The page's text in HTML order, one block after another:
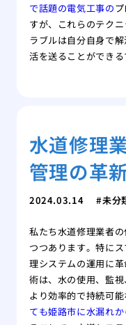
で話題の電気工事の
すが、これらのテク
ラブルは自分自身で
活を送ることができる
水道修理
管理の革
2024.03.14 未分
私たち水道修理業者
つつあります。特に
理システムの運用に
術は、水の使用、監
より効率的で持続可
ても姫路市に水漏れ